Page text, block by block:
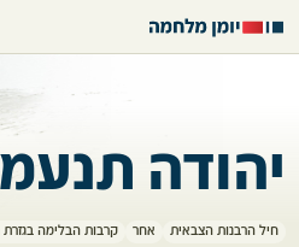
יהודה
חיל הרבנות הצבאית אחר קרבות הבלימה